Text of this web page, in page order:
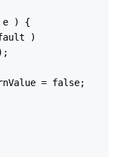
e ) {
)
= false;